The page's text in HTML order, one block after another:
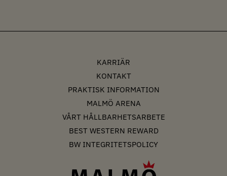
KARRIÄR
KONTAKT
PRAKTISK INFORMATION
MALMÖ ARENA
VÅRT HÅLLBARHETSARBETE
BEST WESTERN REWARD
BW INTEGRITETSPOLICY